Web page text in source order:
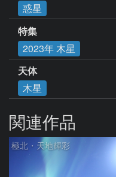
惑星
特集
2023年 木星
天体
木星
関連作品
極北・天地輝彩